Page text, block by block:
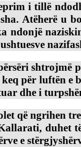
i tillë
Atëherë u
ndonjë
shtrojmë
për luftën e
dhe i
që ngrihen
duhet
e